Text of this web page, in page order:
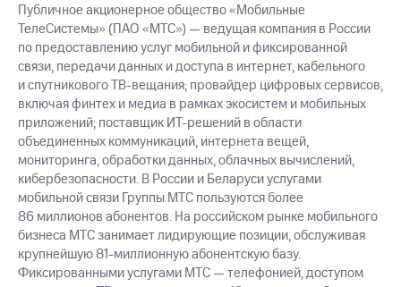
Публичное акционерное общество «Мобильные
ТелеСистемы» (ПАО «МТС») — ведущая компания в России
по предоставлению услуг мобильной и фиксированной
связи, передачи данных и доступа в интернет, кабельного
и спутникового ТВ-вещания; провайдер цифровых сервисов,
включая финтех и медиа в рамках экосистем и мобильных
приложений; поставщик ИТ-решений в области
объединенных коммуникаций, интернета вещей,
мониторинга, обработки данных, облачных вычислений,
кибербезопасности. В России и Беларуси услугами
мобильной связи Группы МТС пользуются более
86 миллионов абонентов. На российском рынке мобильного
бизнеса МТС занимает лидирующие позиции, обслуживая
крупнейшую 81-миллионную абонентскую базу.
Фиксированными услугами МТС — телефонией, доступом